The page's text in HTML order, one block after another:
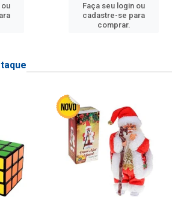
ou
Faça seu login ou
cadastre-se para
comprar.